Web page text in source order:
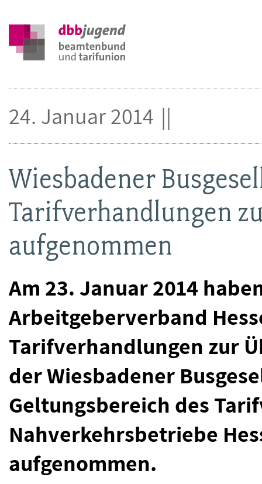
Wiesbadener
Tarifverhandlungen
aufgenommen
Am 23. Januar 2014
Arbeitgeberverband
Tarifverhandlungen zur
der Wiesbadener
Geltungsbereich des
Nahverkehrsbetriebe
aufgenommen.
24. Januar 2014